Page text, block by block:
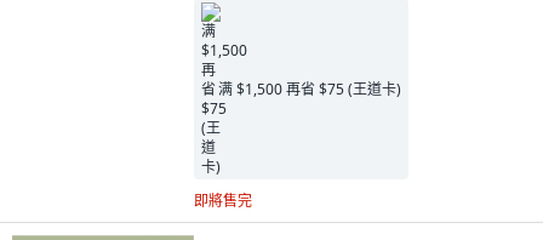
满 $1,500 再省 $75 (王道卡)
即將售完